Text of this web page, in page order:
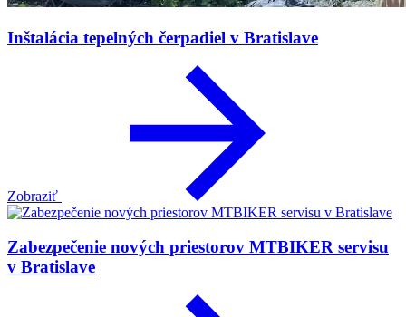
Inštalácia tepelných čerpadiel v Bratislave
Zobraziť
Zabezpečenie nových priestorov MTBIKER servisu
v Bratislave